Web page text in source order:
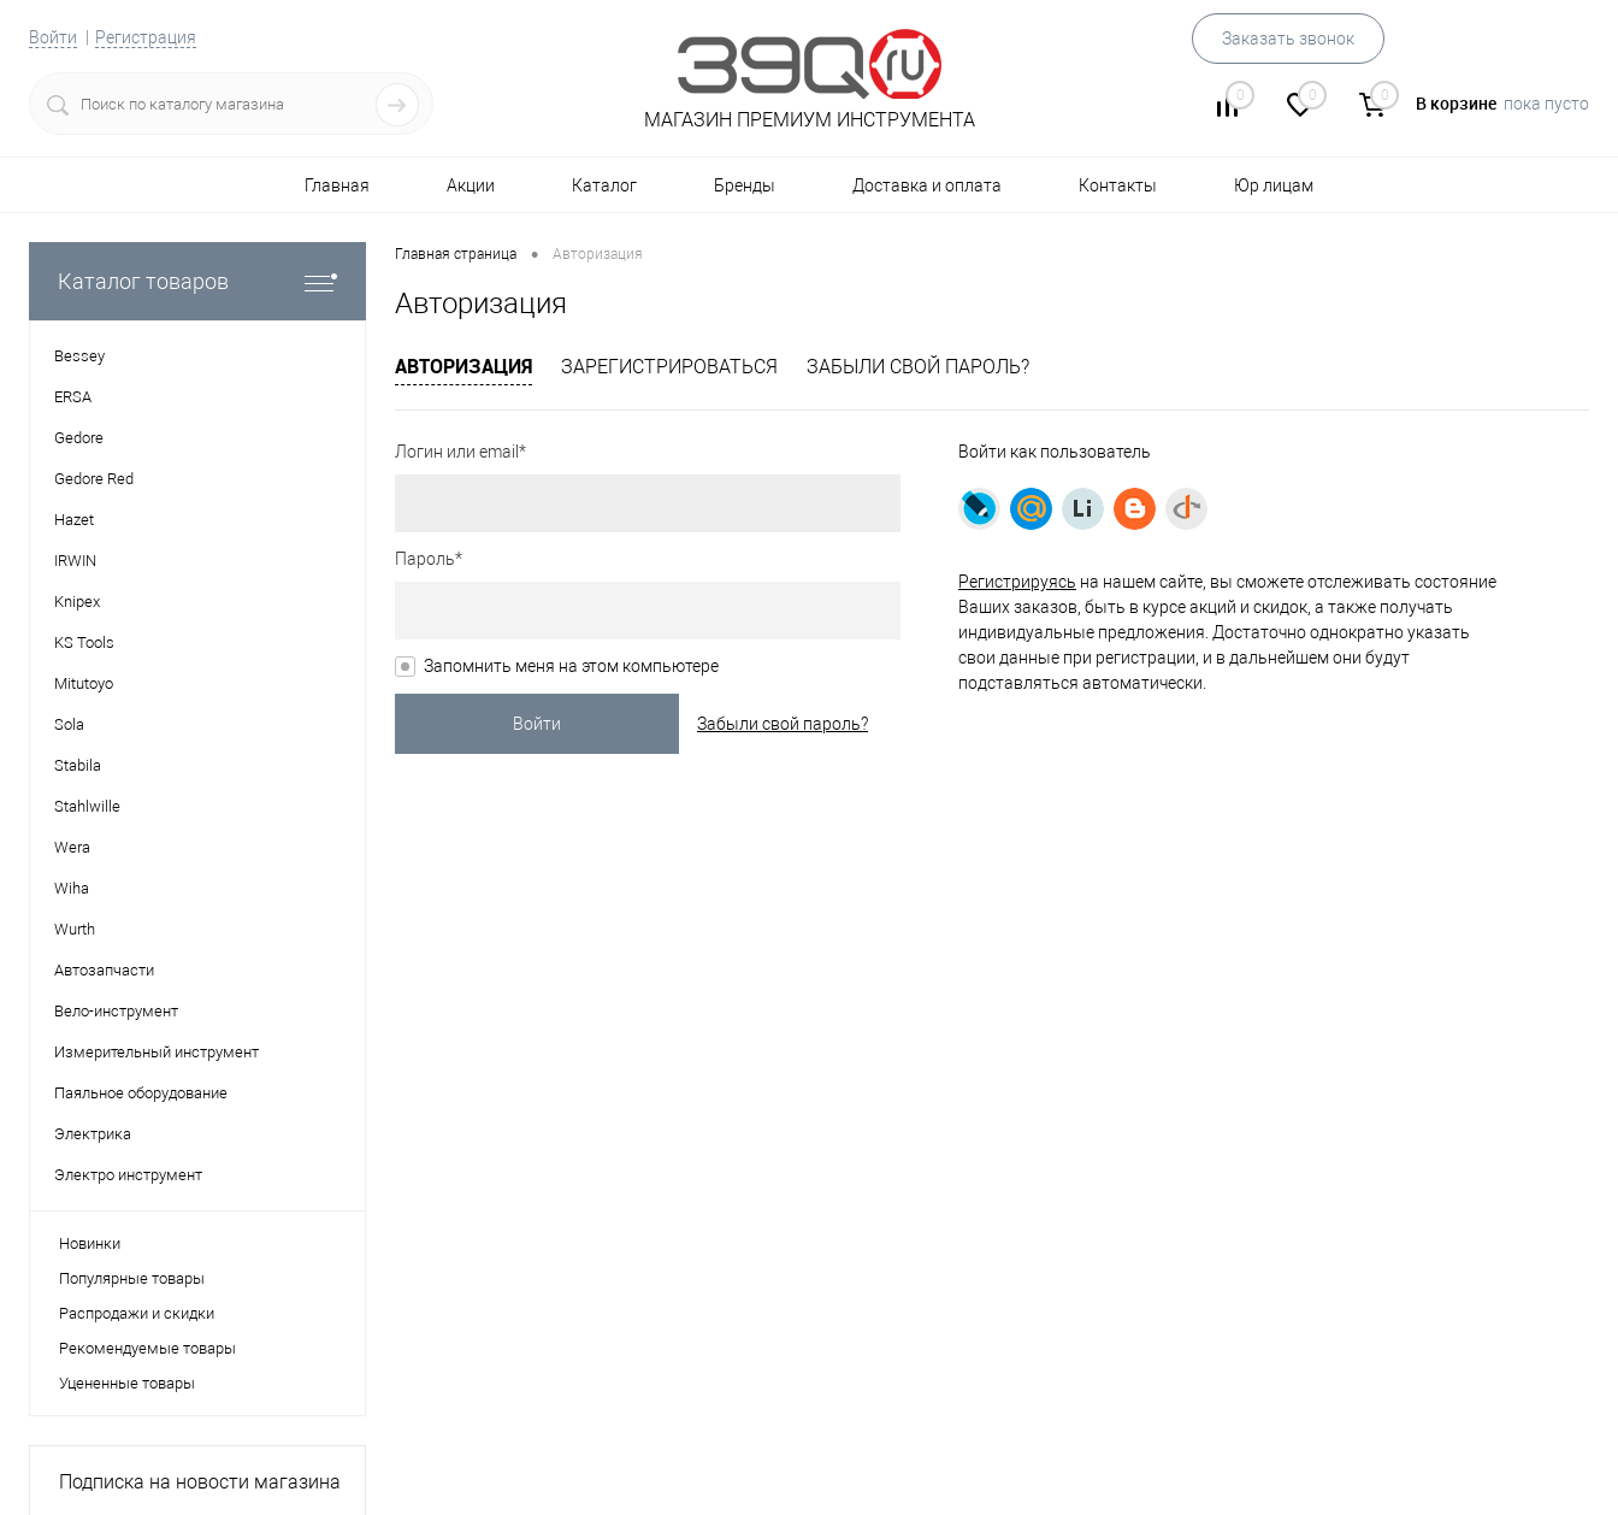
Войти Регистрация Заказать звонок
0 0 0 В корзине пока пусто
МАГАЗИН ПРЕМИУМ ИНСТРУМЕНТА
Главная Акции Каталог Бренды Доставка и оплата Контакты Юр лицам
Каталог товаров
Bessey
ERSA
Gedore
Gedore Red
Hazet
IRWIN
Knipex
KS Tools
Mitutoyo
Sola
Stabila
Stahlwille
Wera
Wiha
Wurth
Автозапчасти
Вело-инструмент
Измерительный инструмент
Паяльное оборудование
Электрика
Электро инструмент
Новинки
Популярные товары
Распродажи и скидки
Рекомендуемые товары
Уцененные товары
Подписка на новости магазина
Главная страница • Авторизация
Авторизация
АВТОРИЗАЦИЯ ЗАРЕГИСТРИРОВАТЬСЯ ЗАБЫЛИ СВОЙ ПАРОЛЬ?
Логин или email*
Пароль*
Запомнить меня на этом компьютере
Забыли свой пароль?
Войти как пользователь
Регистрируясь на нашем сайте, вы сможете отслеживать состояние
Ваших заказов, быть в курсе акций и скидок, а также получать
индивидуальные предложения. Достаточно однократно указать
свои данные при регистрации, и в дальнейшем они будут
подставляться автоматически.